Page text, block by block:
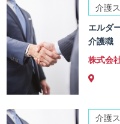
介護
エルダ
介護職
株式会
介護